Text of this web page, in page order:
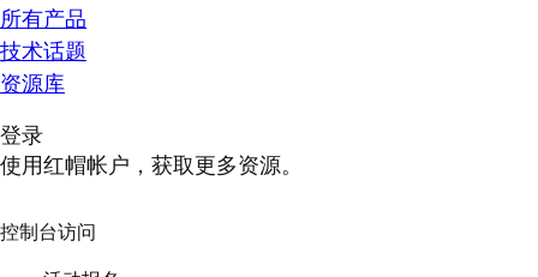
所有产品
技术话题
资源库
登录
使用红帽帐户，获取更多资源。
控制台访问